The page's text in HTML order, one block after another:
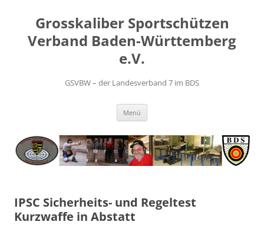
springenGrosskaliber Sportschützen
Verband Baden-Württemberg
e.V.
GSVBW – der Landesverband 7 im BDS
Menü
IPSC Sicherheits- und Regeltest
Kurzwaffe in Abstatt